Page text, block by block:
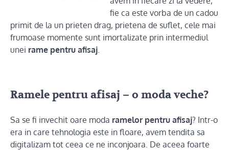
fie ca este vorba de un cadou
primit de la un prieten drag, prietena de suflet, cele mai
frumoase momente sunt imortalizate prin intermediul
unei rame pentru afisaj.
Ramele pentru afisaj – o moda veche?
Sa se fi invechit oare moda ramelor pentru afisaj? Intr-o
era in care tehnologia este in floare, avem tendita sa
digitalizam tot ceea ce ne inconjoara. De aceea foarte